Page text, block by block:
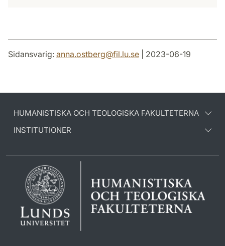
Sidansvarig: anna.ostberg@fil.lu.se | 2023-06-19
HUMANISTISKA OCH TEOLOGISKA FAKULTETERNA
INSTITUTIONER